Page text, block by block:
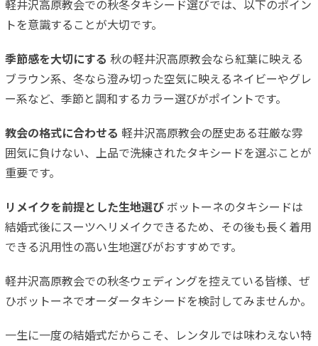
軽井沢高原教会での秋冬タキシード選びでは、以下のポイン
トを意識することが大切です。
季節感を大切にする 秋の軽井沢高原教会なら紅葉に映える
ブラウン系、冬なら澄み切った空気に映えるネイビーやグレ
ー系など、季節と調和するカラー選びがポイントです。
教会の格式に合わせる 軽井沢高原教会の歴史ある荘厳な雰
囲気に負けない、上品で洗練されたタキシードを選ぶことが
重要です。
リメイクを前提とした生地選び ボットーネのタキシードは
結婚式後にスーツへリメイクできるため、その後も長く着用
できる汎用性の高い生地選びがおすすめです。
軽井沢高原教会での秋冬ウェディングを控えている皆様、ぜ
ひボットーネでオーダータキシードを検討してみませんか。
一生に一度の結婚式だからこそ、レンタルでは味わえない特